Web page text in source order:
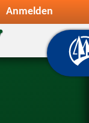
Anmelden